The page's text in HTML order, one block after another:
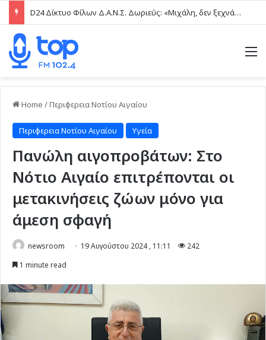
D24 Δίκτυο Φίλων Δ.Α.Ν.Σ. Δωριεύς: «Μιχάλη, δεν ξεχνάμε – Η βία δεν είναι μαγκιά»
Home /Περιφερεια Νοτίου Αιγαίου
Περιφερεια Νοτίου Αιγαίου Υγεία
Πανώλη αιγοπροβάτων: Στο
Νότιο Αιγαίο επιτρέπονται οι
μετακινήσεις ζώων μόνο για
άμεση σφαγή
newsroom 19 Αυγούστου 2024 , 11:11
242
1 minute read